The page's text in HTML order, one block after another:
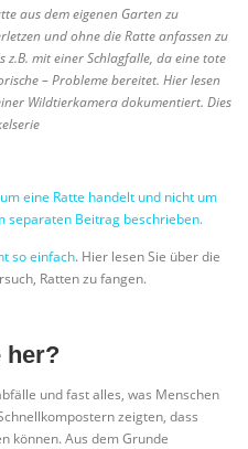
aus dem eigenen Garten zu
und ohne die Ratte anfassen zu
mit einer Schlagfalle, da eine tote
– Probleme bereitet. Hier lesen
Wildtierkamera dokumentiert. Dies
eine Ratte handelt und nicht um
separaten Beitrag beschrieben.
so einfach. Hier lesen Sie über die
Ratten zu fangen.
her?
und fast alles, was Menschen
zeigten, dass
können. Aus dem Grunde